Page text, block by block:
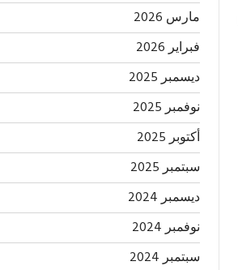
مارس 2026
فبراير 2026
ديسمبر 2025
نوفمبر 2025
أكتوبر 2025
سبتمبر 2025
ديسمبر 2024
نوفمبر 2024
سبتمبر 2024